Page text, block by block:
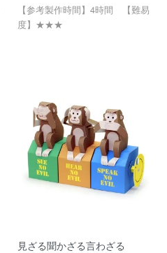
【参考製作時間】4時間 【難易
度】★★★
見ざる聞かざる言わざる